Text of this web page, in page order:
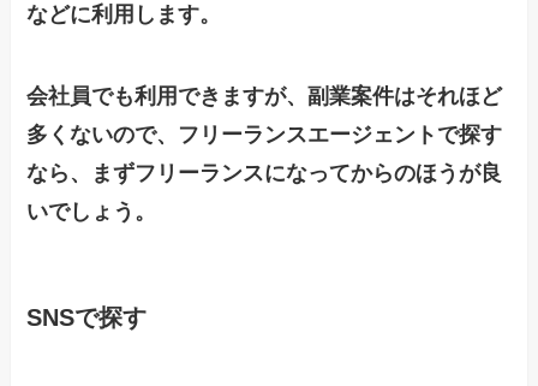
などに利用します。
会社員でも利用できますが、副業案件はそれほど
多くないので、フリーランスエージェントで探す
なら、まずフリーランスになってからのほうが良
いでしょう。
SNSで探す